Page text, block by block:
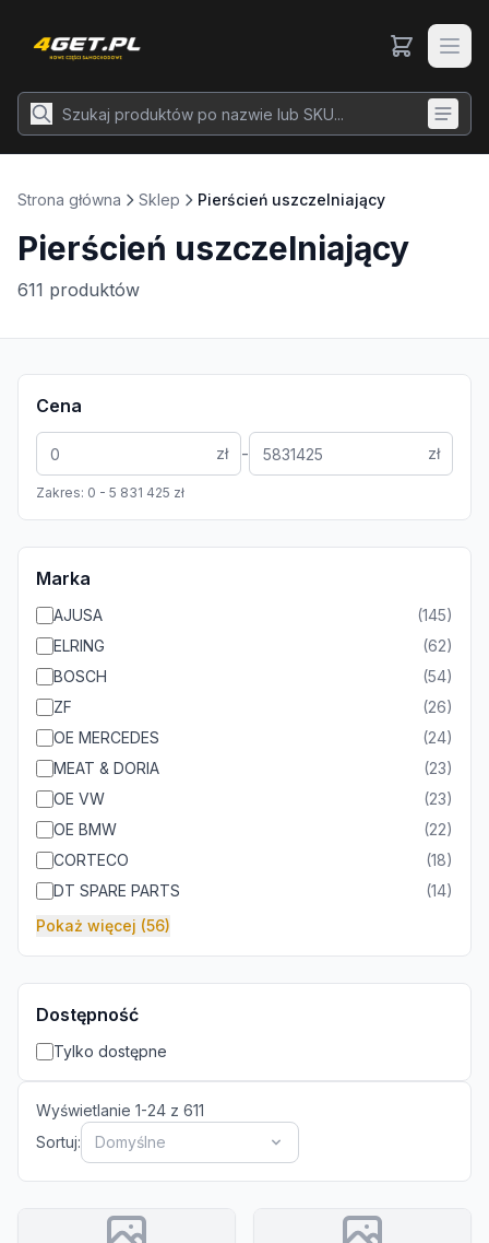
Strona główna Sklep Pierścień uszczelniający
Pierścień uszczelniający
611 produktów
Cena
zł - zł
Zakres: 0 - 5 831 425 zł
Marka
AJUSA (145)
ELRING
(62)
BOSCH
(54)
ZF
(26)
OE MERCEDES
(24)
MEAT & DORIA
(23)
OE VW
(23)
OE BMW
(22)
CORTECO
(18)
DT SPARE PARTS
(14)
Pokaż więcej (56)
Dostępność
Tylko dostępne
Wyświetlanie 1-24 z 611
Sortuj:
Domyślne